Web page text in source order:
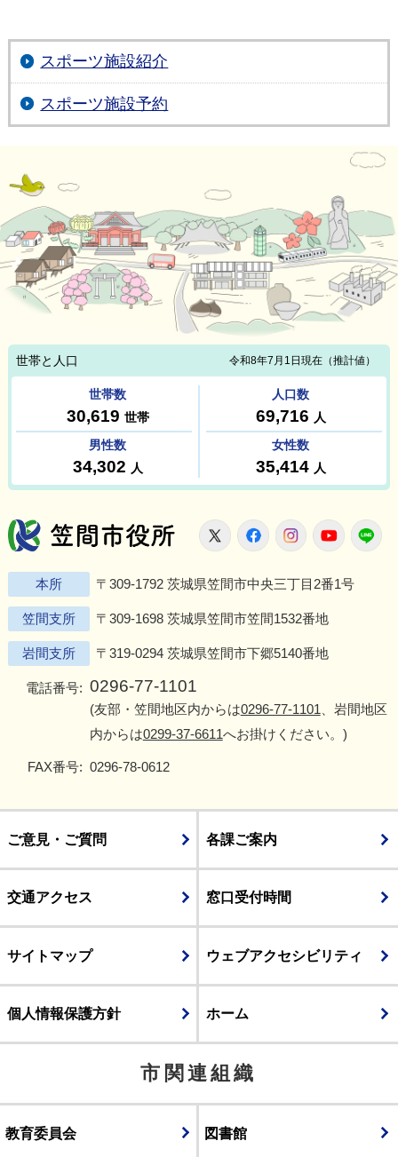
スポーツ施設紹介
スポーツ施設予約
笠間市役所
X FacebookInstagram
本所 〒309-1792 茨城県笠間市中央三丁目2番1号
笠間支所 〒309-1698 茨城県笠間市笠間1532番地
岩間支所 〒319-0294 茨城県笠間市下郷5140番地
電話番号: 0296-77-1101
(友部・笠間地区内からは0296-77-1101 、岩間地区
内からは0299-37-6611へお掛けください。)
FAX番号: 0296-78-0612
ご意見・ご質問 各課ご案内
交通アクセス 窓口受付時間
サイトマップ ウェブアクセシビリティ
個人情報保護方針 ホーム
市関連組織
教育委員会 図書館